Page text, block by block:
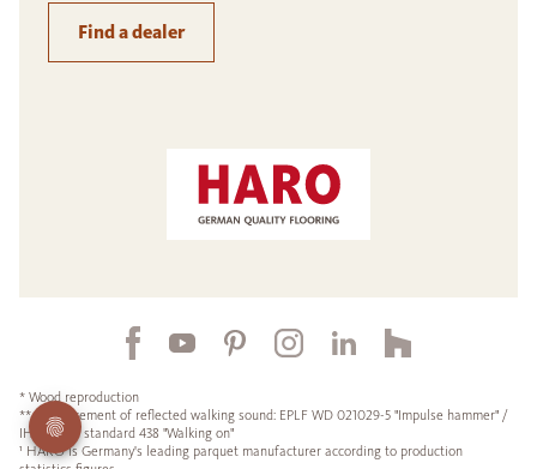
Find a dealer
* Wood reproduction
** Measurement of reflected walking sound: EPLF WD 021029-5 "Impulse hammer" /
IHD works standard 438 "Walking on"
¹ HARO is Germany's leading parquet manufacturer according to production